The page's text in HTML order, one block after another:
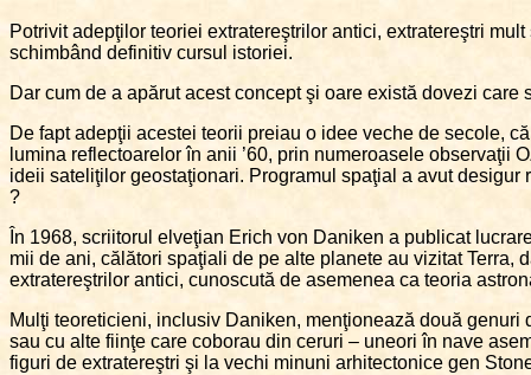
Potrivit adepţilor teoriei extratereştrilor antici, extratereştri
schimbând definitiv cursul istoriei.
Dar cum de a apărut acest concept şi oare există dovezi care
De fapt adepţii acestei teorii preiau o idee veche de secole,
lumina reflectoarelor în anii ’60, prin numeroasele observaţii
ideii sateliţilor geostaţionari. Programul spaţial a avut
?
În 1968, scriitorul elveţian Erich von Daniken a publicat
mii de ani, călători spaţiali de pe alte planete au vizitat
extratereştrilor antici, cunoscută de asemenea ca teoria
Mulţi teoreticieni, inclusiv Daniken, menţionează două
sau cu alte fiinţe care coborau din ceruri – uneori în nave
figuri de extratereştri şi la vechi minuni arhitectonice gen